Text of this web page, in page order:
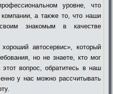
уровне, что
а также то, что наши
знакомым в качестве
автосервис», который
но не знаете, кто мог
вопрос, обратитесь в наш
у нас можно рассчитывать